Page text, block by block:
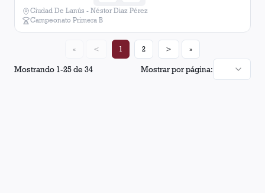
Ciudad De Lanús - Néstor Diaz Pérez
Campeonato Primera B
Mostrando 1-25de34 Mostrar por página:
« < 1 2 > »